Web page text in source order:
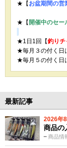
★【お盆期間の営
★【開催中のセー
★1日1回【釣りチ
★毎月３の付く日
★毎月５の付く日
最新記事
2026年
商品情
商品